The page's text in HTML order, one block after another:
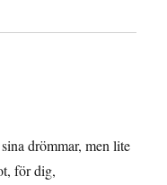
drömmar, men lite
för dig,